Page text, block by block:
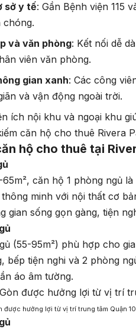
sở y tế: Gần Bệnh viện 115
chóng.
và văn phòng: Kết nối dễ
viên văn phòng.
gian xanh: Các công
và vận động ngoài trời.
ích nội khu và ngoại khu
căn hộ cho thuê Rivera
hộ cho thuê tại
căn hộ 1 phòng ngủ
minh với nội thất cơ
gian sống gọn gàng, tiện
(55-95m²) phù hợp cho
bếp tiện nghi và 2 phòng
áo âm tường.
được hưởng lợi từ vị trí trung tâm Quận 10